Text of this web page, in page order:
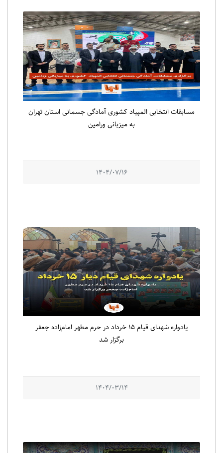
مسابقات انتخابی المپیاد کشوری آمادگی جسمانی استان تهران
به میزبانی ورامین
1404/07/16
یادواره شهدای قیام ۱۵ خرداد در حرم مطهر امام‌زاده جعفر
برگزار شد
1404/03/14